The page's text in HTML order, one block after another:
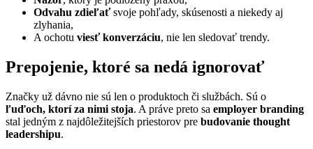
Odvahu zdieľaťsvoje pohľady, skúsenosti a niekedy aj
zlyhania,
A ochotu viesť konverzáciu, nie len sledovať trendy.
Prepojenie, ktoré sa nedá ignorovať
Značky už dávno nie sú len o produktoch či službách. Sú o
ľuďoch, ktorí za nimi stoja. A práve preto sa employer branding
stal jedným z najdôležitejších priestorov pre budovanie thought
leadershipu.